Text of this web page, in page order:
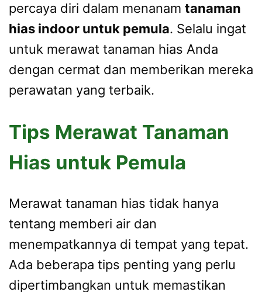
percaya diri dalam menanam tanaman
hias indoor untuk pemula. Selalu ingat
untuk merawat tanaman hias Anda
dengan cermat dan memberikan mereka
perawatan yang terbaik.
Tips Merawat Tanaman
Hias untuk Pemula
Merawat tanaman hias tidak hanya
tentang memberi air dan
menempatkannya di tempat yang tepat.
Ada beberapa tips penting yang perlu
dipertimbangkan untuk memastikan